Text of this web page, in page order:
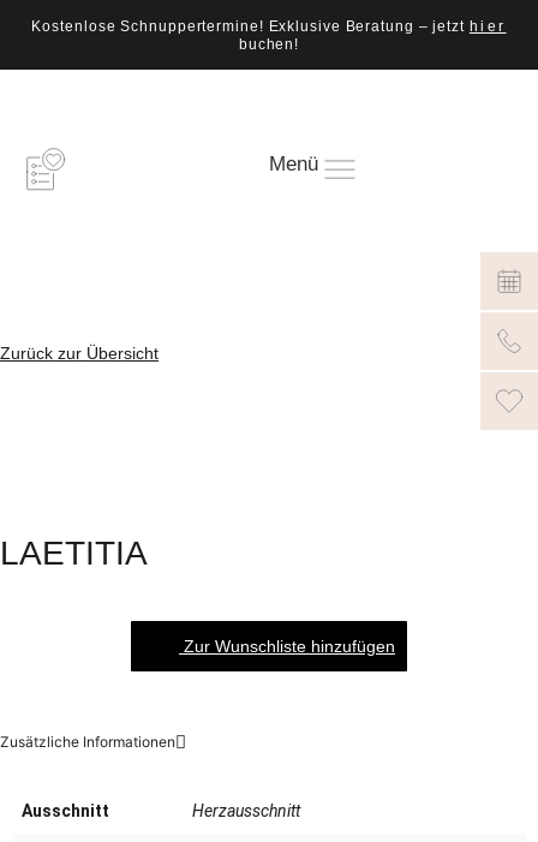
Kostenlose Schnuppertermine! Exklusive Beratung – jetzt hier
buchen!
Menü
Zurück zur Übersicht
LAETITIA
Zur Wunschliste hinzufügen
Zusätzliche Informationen
Ausschnitt Herzausschnitt